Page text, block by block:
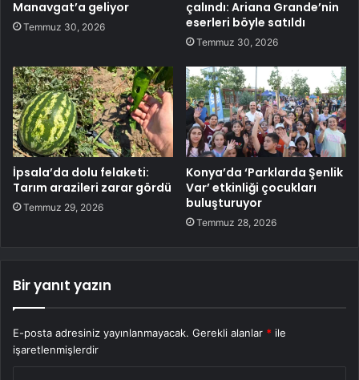
Manavgat’a geliyor
Temmuz 30, 2026
çalındı: Ariana Grande’nin
eserleri böyle satıldı
Temmuz 30, 2026
İpsala’da dolu felaketi:
Tarım arazileri zarar gördü
Temmuz 29, 2026
Konya’da ‘Parklarda Şenlik
Var’ etkinliği çocukları
buluşturuyor
Temmuz 28, 2026
Bir yanıt yazın
E-posta adresiniz yayınlanmayacak. Gerekli alanlar * ile
işaretlenmişlerdir